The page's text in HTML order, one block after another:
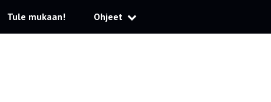
Tule mukaan! Ohjeet